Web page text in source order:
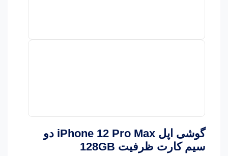
گوشی اپل iPhone 12 Pro Max دو
سیم‌ کارت ظرفیت 128GB